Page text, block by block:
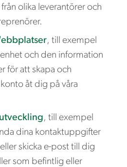
olika leverantörer och
, till exempel
och den information
för att skapa och
åt dig på våra
, till exempel
dina kontaktuppgifter
skicka e-post till dig
som befintlig eller